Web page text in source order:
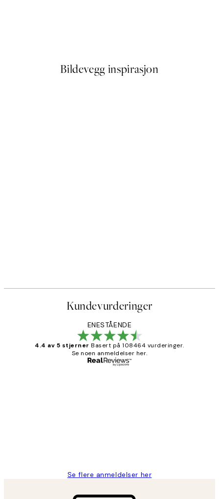
Bildevegg inspirasjon
Kundevurderinger
ENESTÅENDE
4.4 av 5 stjerner Basert på 108464 vurderinger.
Se noen anmeldelser her.
Se flere anmeldelser her